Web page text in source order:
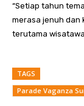
“Setiap tahun
merasa jenuh dan
terutama
TAGS
Parade Vaganza